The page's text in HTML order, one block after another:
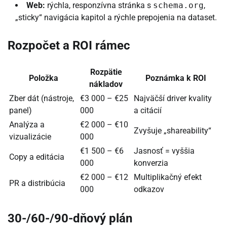
Web: rýchla, responzívna stránka s schema.org,
„sticky“ navigácia kapitol a rýchle prepojenia na dataset.
Rozpočet a ROI rámec
Položka
Rozpätie
nákladov
Poznámka k ROI
Zber dát (nástroje,
panel)
€3 000 – €25
000
Najväčší driver kvality
a citácií
Analýza a
vizualizácie
€2 000 – €10
000
Zvyšuje „shareability“
Copy a editácia
€1 500 – €6
000
Jasnosť = vyššia
konverzia
PR a distribúcia
€2 000 – €12
000
Multiplikačný efekt
odkazov
30-/60-/90-dňový plán